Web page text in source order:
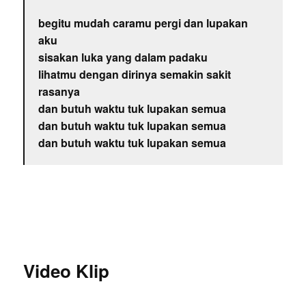
begitu mudah caramu pergi dan lupakan
aku
sisakan luka yang dalam padaku
lihatmu dengan dirinya semakin sakit
rasanya
dan butuh waktu tuk lupakan semua
dan butuh waktu tuk lupakan semua
dan butuh waktu tuk lupakan semua
Video Klip